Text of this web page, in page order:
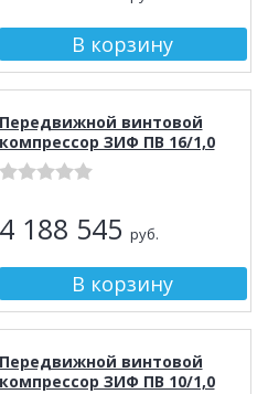
Передвижной винтовой
компрессор ЗИФ ПВ 16/1,0
4 188 545 руб.
Передвижной винтовой
компрессор ЗИФ ПВ 10/1,0